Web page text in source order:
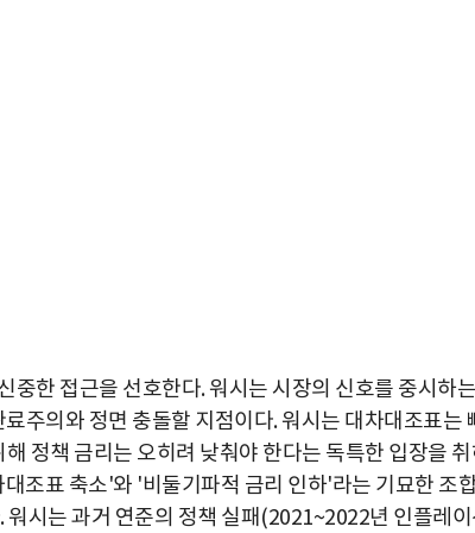
한 접근을 선호한다. 워시는 시장의 신호를 중시하는
주의와 정면 충돌할 지점이다. 워시는 대차대조표는
정책 금리는 오히려 낮춰야 한다는 독특한 입장을
조표 축소'와 '비둘기파적 금리 인하'라는 기묘한 조
시는 과거 연준의 정책 실패(2021~2022년 인플레